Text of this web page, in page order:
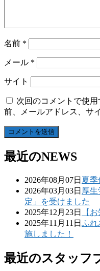
名前 *
メール *
サイト
次回のコメントで使
前、メールアドレス、サ
最近のNEWS
2026年08月07日 夏季
2026年03月03日 厚
定」を受けました
2025年12月23日
【
2025年11月11日 ふれ
施しました！
最近のスタッフ